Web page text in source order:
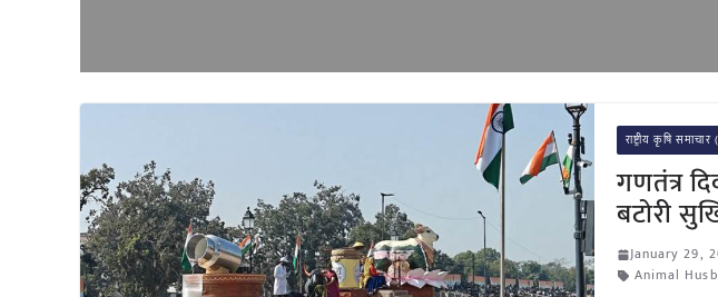
राष्ट्रीय कृषि
गणतंत्र
बटोरी
January 29,
Animal